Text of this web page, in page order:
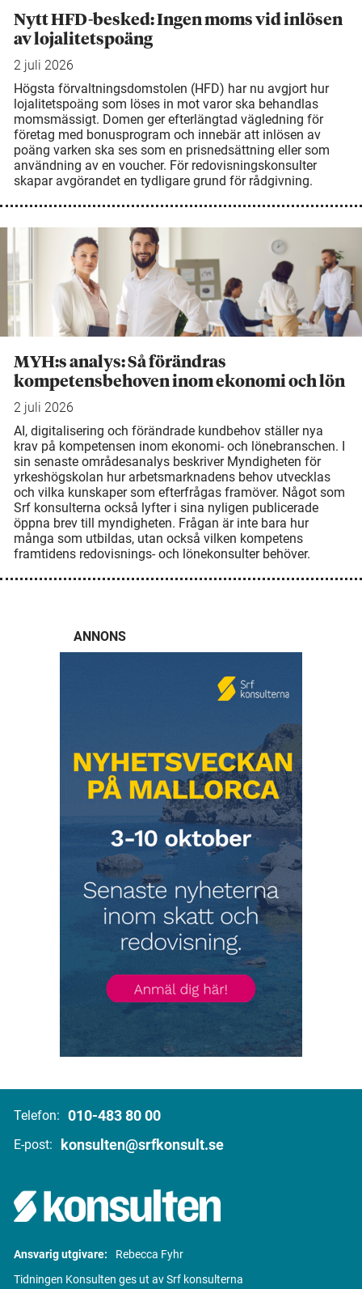
Nytt HFD-besked: Ingen moms vid inlösen
av lojalitetspoäng
2 juli 2026
Högsta förvaltningsdomstolen (HFD) har nu avgjort hur
lojalitetspoäng som löses in mot varor ska behandlas
momsmässigt. Domen ger efterlängtad vägledning för
företag med bonusprogram och innebär att inlösen av
poäng varken ska ses som en prisnedsättning eller som
användning av en voucher. För redovisningskonsulter
skapar avgörandet en tydligare grund för rådgivning.
MYH:s analys: Så förändras
kompetensbehoven inom ekonomi och lön
2 juli 2026
AI, digitalisering och förändrade kundbehov ställer nya
krav på kompetensen inom ekonomi- och lönebranschen. I
sin senaste områdesanalys beskriver Myndigheten för
yrkeshögskolan hur arbetsmarknadens behov utvecklas
och vilka kunskaper som efterfrågas framöver. Något som
Srf konsulterna också lyfter i sina nyligen publicerade
öppna brev till myndigheten. Frågan är inte bara hur
många som utbildas, utan också vilken kompetens
framtidens redovisnings- och lönekonsulter behöver.
ANNONS
Telefon: 010-483 80 00
E-post: konsulten@srfkonsult.se
Ansvarig utgivare:
Rebecca Fyhr
Tidningen Konsulten ges ut av Srf konsulterna